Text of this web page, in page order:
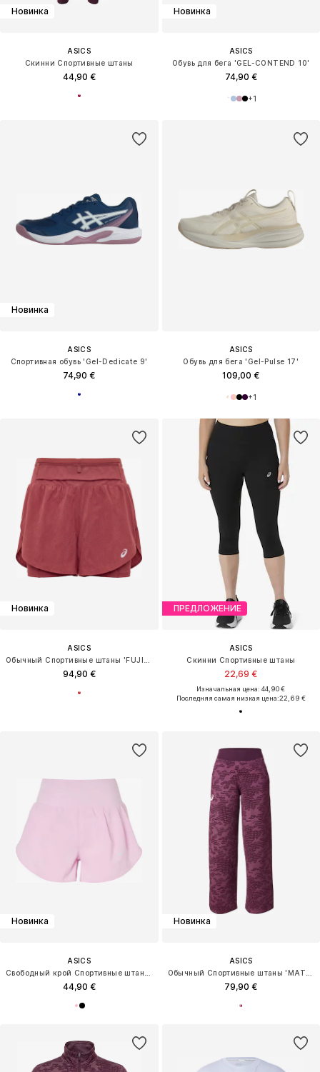
Новинка
ASICS
Скинни Спортивные штаны
44,90 €
Новинка
ASICS
Обувь для бега 'GEL-CONTEND 10'
74,90 €
+1
Новинка
ASICS
Спортивная обувь 'Gel-Dedicate 9'
74,90 €
ASICS
Обувь для бега 'Gel-Pulse 17'
109,00 €
+1
Новинка
ASICS
94,90 €
ПРЕДЛОЖЕНИЕ
ASICS
Скинни Спортивные штаны
22,69 €
Изначальная цена: 44,90 €
Последняя самая низкая цена:22,69 €
Новинка
ASICS
44,90 €
Новинка
ASICS
79,90 €